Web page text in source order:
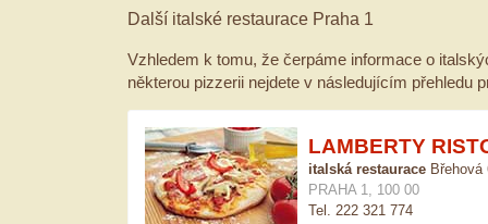
Další italské restaurace Praha 1
Vzhledem k tomu, že čerpáme informace o
některou pizzerii nejdete v následujícím přehledu
LAMBERTY
italská restaurace Břehová
PRAHA 1, 100 00
Tel. 222 321 774